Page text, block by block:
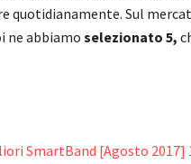
quotidianamente. Sul
ne abbiamo selezionato 5,